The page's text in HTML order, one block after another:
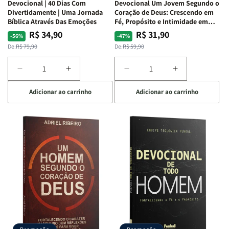
Devocional | 40 Dias Com
Divertidamente | Uma Jornada
Bíblica Através Das Emoções
-56%
Preço
normal
De:R$ 79,90
Preço
promocional
R$ 34,90
Diminuir
a
quantidade
de
Devocional
40
Dias
Com
Divertidamente
Uma
Jornada
Bíblica
Através
Aumentar
a
quantidade
de
Devocional
|
40
Dias
Com
Divertidamente
|
Uma
Jornada
Bíblica
Através
Adicionar ao carrinho
Devocional Um Jovem Segundo o
Coração de Deus: Crescendo em
Fé, Propósito e Intimidade em
Deus
-47%
Preço
normal
De:R$ 59,90
Preço
promocional
R$ 31,90
Diminuir
a
quantidade
de
Devocional
Segundo
o
Coração
de
Deus:
Crescendo
Fé,
Aumentar
a
quantidade
de
Devocional
Segundo
o
Coração
de
Deus:
Crescendo
em
Fé,
Adicionar ao carrinho